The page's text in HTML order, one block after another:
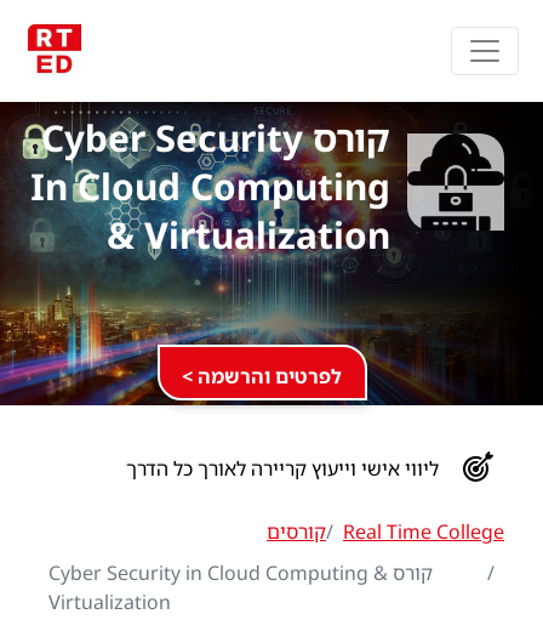
קורס Cyber Security
In Cloud Computing
& Virtualization
ליווי אישי וייעוץ קריירה לאורך כל הדרך
לפרטים והרשמה >
Real Time College
קורסים
קורס Cyber Security in Cloud Computing &
Virtualization